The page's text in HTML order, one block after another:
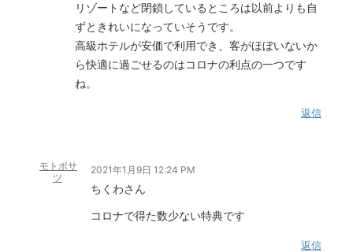
リゾートなど閉鎖しているところは以前よりも自
ずときれいになっていそうです。
高級ホテルが安価で利用でき、客がほぼいないか
ら快適に過ごせるのはコロナの利点の一つです
ね。
返信
モトボサ
ツ
2021年1月9日 12:24 PM
ちくわさん
コロナで得た数少ない特典です
返信